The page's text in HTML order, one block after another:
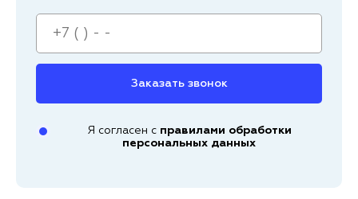
Заказать звонок
Я согласен с правилами обработки
персональных данных